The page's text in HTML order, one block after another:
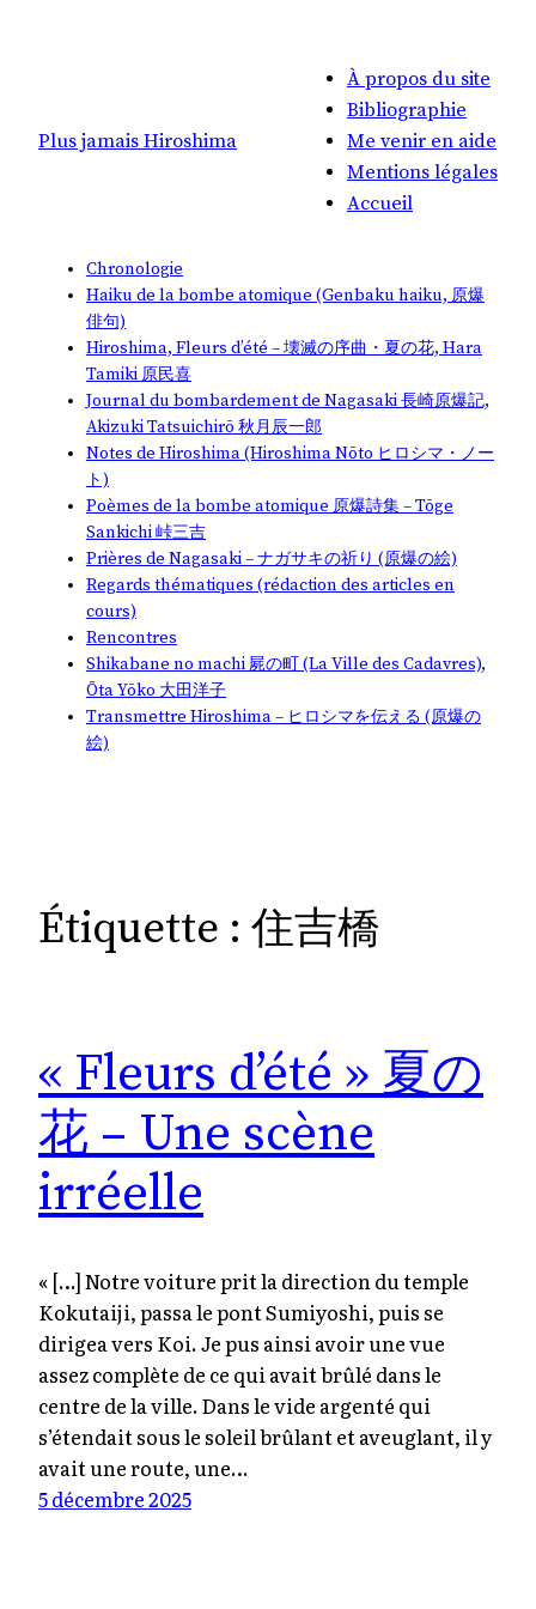
Plus jamais Hiroshima
À propos du site
Bibliographie
Me venir en aide
Mentions légales
Accueil
Chronologie
Haiku de la bombe atomique (Genbaku haiku, 原爆
俳句)
Hiroshima, Fleurs d’été – 壊滅の序曲・夏の花, Hara
Tamiki 原民喜
Journal du bombardement de Nagasaki 長崎原爆記,
Akizuki Tatsuichirō 秋月辰一郎
Notes de Hiroshima (Hiroshima Nōto ヒロシマ・ノー
ト)
Poèmes de la bombe atomique 原爆詩集 – Tōge
Sankichi 峠三吉
Prières de Nagasaki – ナガサキの祈り (原爆の絵)
Regards thématiques (rédaction des articles en
cours)
Rencontres
Shikabane no machi 屍の町 (La Ville des Cadavres),
Ōta Yōko 大田洋子
Transmettre Hiroshima – ヒロシマを伝える (原爆の
絵)
Étiquette : 住吉橋
« Fleurs d’été » 夏の
花 – Une scène
irréelle
« […] Notre voiture prit la direction du temple
Kokutaiji, passa le pont Sumiyoshi, puis se
dirigea vers Koi. Je pus ainsi avoir une vue
assez complète de ce qui avait brûlé dans le
centre de la ville. Dans le vide argenté qui
s’étendait sous le soleil brûlant et aveuglant, il y
avait une route, une…
5 décembre 2025